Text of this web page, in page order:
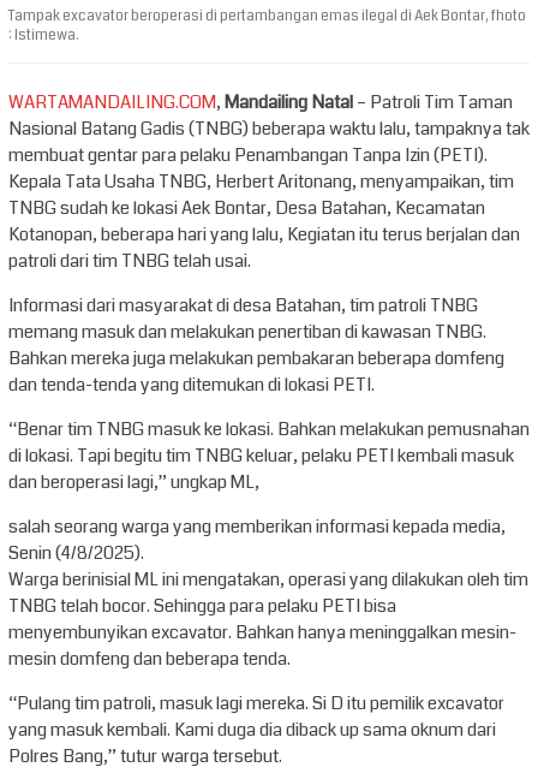
Tampak excavator beroperasi di pertambangan emas ilegal di Aek Bontar, fhoto
: Istimewa.
WARTAMANDAILING.COM,Mandailing Natal– Patroli Tim Taman
Nasional Batang Gadis (TNBG) beberapa waktu lalu, tampaknya tak
membuat gentar para pelaku Penambangan Tanpa Izin (PETI).
Kepala Tata Usaha TNBG, Herbert Aritonang, menyampaikan, tim
TNBG sudah ke lokasi Aek Bontar, Desa Batahan, Kecamatan
Kotanopan, beberapa hari yang lalu, Kegiatan itu terus berjalan dan
patroli dari tim TNBG telah usai.
Informasi dari masyarakat di desa Batahan, tim patroli TNBG
memang masuk dan melakukan penertiban di kawasan TNBG.
Bahkan mereka juga melakukan pembakaran beberapa domfeng
dan tenda-tenda yang ditemukan di lokasi PETI.
“Benar tim TNBG masuk ke lokasi. Bahkan melakukan pemusnahan
di lokasi. Tapi begitu tim TNBG keluar, pelaku PETI kembali masuk
dan beroperasi lagi,” ungkap ML,
salah seorang warga yang memberikan informasi kepada media,
Senin (4/8/2025).
Warga berinisial ML ini mengatakan, operasi yang dilakukan oleh tim
TNBG telah bocor. Sehingga para pelaku PETI bisa
menyembunyikan excavator. Bahkan hanya meninggalkan mesin-
mesin domfeng dan beberapa tenda.
“Pulang tim patroli, masuk lagi mereka. Si D itu pemilik excavator
yang masuk kembali. Kami duga dia diback up sama oknum dari
Polres Bang,” tutur warga tersebut.